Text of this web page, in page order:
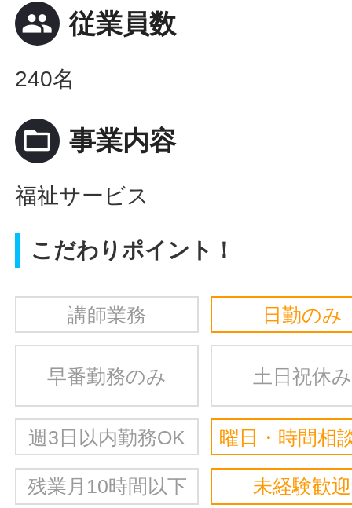
people 従業員数
240名
folder_open 事業内容
福祉サービス
こだわりポイント！
講師業務 日勤のみ
早番勤務のみ 土日祝休み
週3日以内勤務OK 曜日・時間相
残業月10時間以下 未経験歓迎